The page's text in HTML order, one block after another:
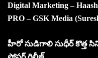
Digital Marketing –
PRO – GSK Media
హీరో సుడిగాలి సుధీర్ కొత్త